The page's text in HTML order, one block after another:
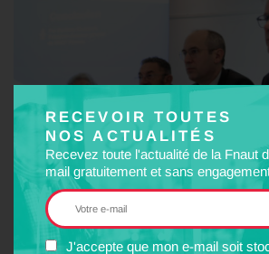
RECEVOIR TOUTES
NOS ACTUALITÉS
Recevez toute l'actualité de la Fnaut
mail gratuitement et sans
J'accepte que mon e-mail soit
Crédit photo : Antoine Muller